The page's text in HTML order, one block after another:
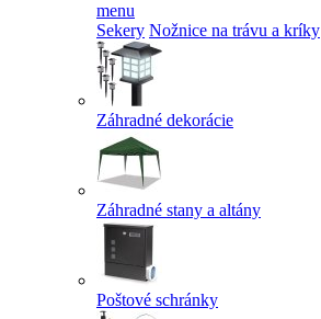
menu
Sekery Nožnice na trávu a kríky
Záhradné dekorácie
Záhradné stany a altány
Poštové schránky